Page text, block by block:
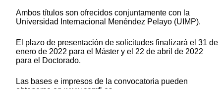
Ambos títulos son ofrecidos conjuntamente con la
Universidad Internacional Menéndez Pelayo (UIMP).
El plazo de presentación de solicitudes finalizará el 31 de
enero de 2022 para el Máster y el 22 de abril de 2022
para el Doctorado.
Las bases e impresos de la convocatoria pueden